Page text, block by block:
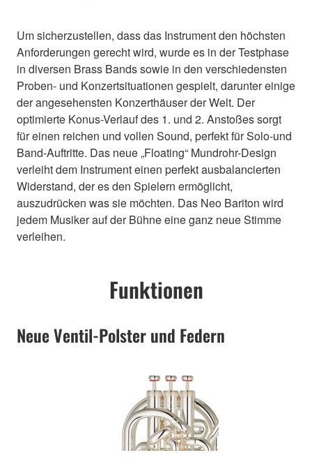
Um sicherzustellen, dass das Instrument den höchsten
Anforderungen gerecht wird, wurde es in der Testphase
in diversen Brass Bands sowie in den verschiedensten
Proben- und Konzertsituationen gespielt, darunter einige
der angesehensten Konzerthäuser der Welt. Der
optimierte Konus-Verlauf des 1. und 2. Anstoßes sorgt
für einen reichen und vollen Sound, perfekt für Solo-und
Band-Auftritte. Das neue „Floating“ Mundrohr-Design
verleiht dem Instrument einen perfekt ausbalancierten
Widerstand, der es den Spielern ermöglicht,
auszudrücken was sie möchten. Das Neo Bariton wird
jedem Musiker auf der Bühne eine ganz neue Stimme
verleihen.
Funktionen
Neue Ventil-Polster und Federn